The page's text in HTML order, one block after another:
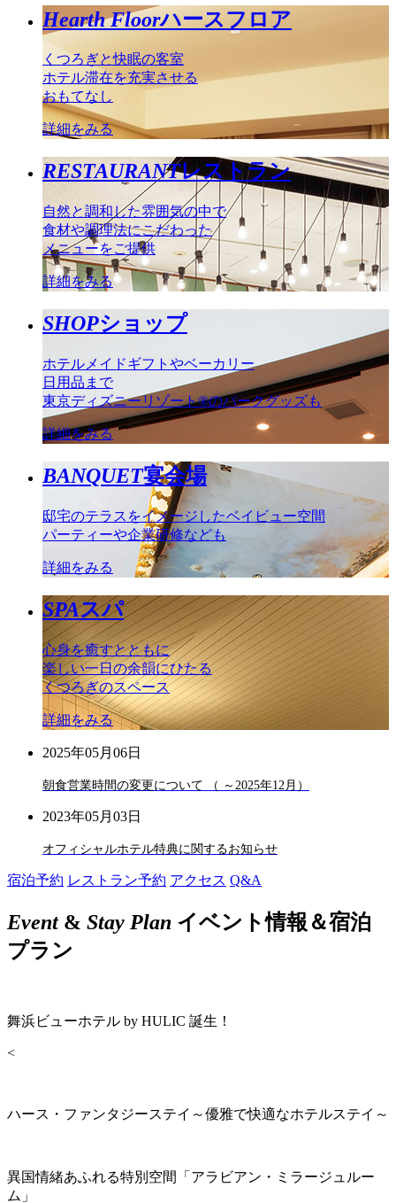
Hearth Floorハースフロア
くつろぎと快眠の客室
ホテル滞在を充実させる
おもてなし
詳細をみる
RESTAURANTレストラン
自然と調和した雰囲気の中で
食材や調理法にこだわった
メニューをご提供
詳細をみる
SHOPショップ
ホテルメイドギフトやベーカリー
日用品まで
東京ディズニーリゾート®のパークグッズも
詳細をみる
BANQUET宴会場
邸宅のテラスをイメージしたベイビュー空間
パーティーや企業研修なども
詳細をみる
SPAスパ
心身を癒すとともに
楽しい一日の余韻にひたる
くつろぎのスペース
詳細をみる
2025年05月06日
朝食営業時間の変更について （ ～2025年12月）
2023年05月03日
オフィシャルホテル特典に関するお知らせ
宿泊予約 レストラン予約 アクセス Q&A
Event& Stay Plan イベント情報＆宿泊
プラン
舞浜ビューホテル by HULIC 誕生！
<
ハース・ファンタジーステイ～優雅で快適なホテルステイ～
異国情緒あふれる特別空間「アラビアン・ミラージュルー
ム」